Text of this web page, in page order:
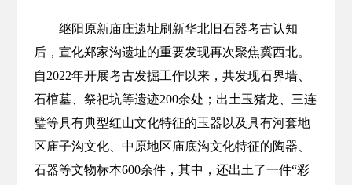
继阳原新庙庄遗址刷新华北旧石器考古认知
后，宣化郑家沟遗址的重要发现再次聚焦冀西北。
自2022年开展考古发掘工作以来，共发现石界墙、
石棺墓、祭祀坑等遗迹200余处；出土玉猪龙、三连
璧等具有典型红山文化特征的玉器以及具有河套地
区庙子沟文化、中原地区庙底沟文化特征的陶器、
石器等文物标本600余件，其中，还出土了一件“彩